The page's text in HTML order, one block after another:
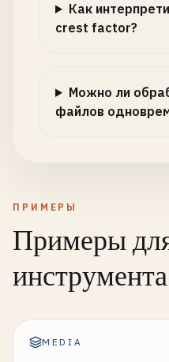
Как
crest factor?
Можно ли
файлов
ПРИМЕРЫ
Примеры
инструмента
MEDIA